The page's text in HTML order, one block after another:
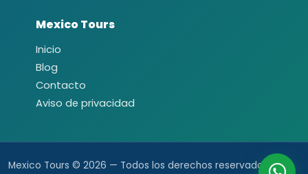
Mexico Tours
Inicio
Blog
Contacto
Aviso de privacidad
Mexico Tours © 2026 — Todos los derechos reservados.